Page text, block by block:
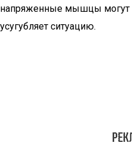
напряженные мышцы могут
усугубляет ситуацию.